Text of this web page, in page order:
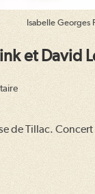
Isabelle Georges
et David
de Tillac.